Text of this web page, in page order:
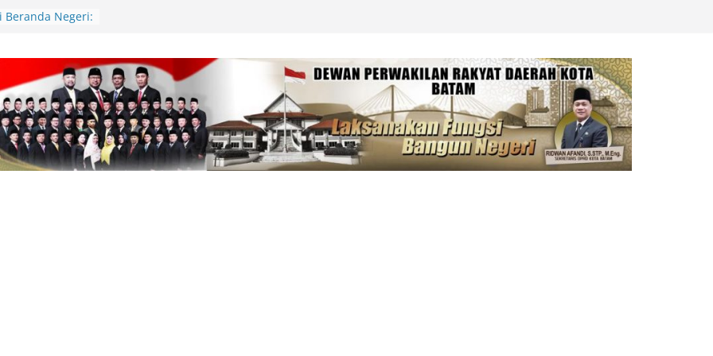
Beranda Negeri:
Polres Lingga
Gerakan
Cek Kesehatan
Kunjungi
Tabib, Dorong
yang